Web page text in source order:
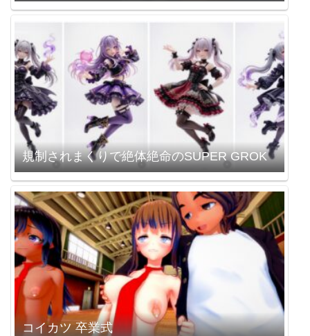
規制されまくりで絶体絶命のSUPER GROK
コイカツ 卒業式